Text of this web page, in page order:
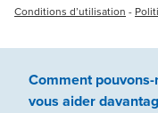
Conditions d’utilisation -
Comment pouvons-
vous aider